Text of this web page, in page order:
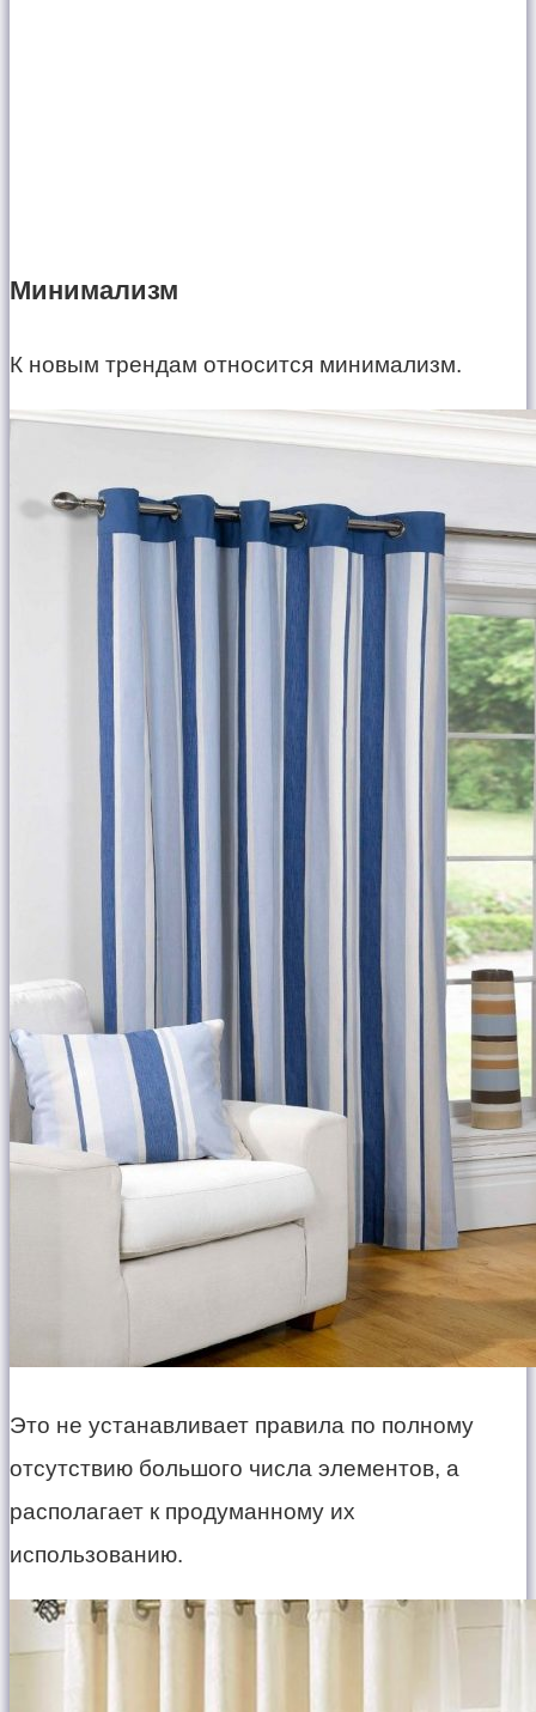
Минимализм
К новым трендам относится минимализм.
Это не устанавливает правила по полному
отсутствию большого числа элементов, а
располагает к продуманному их
использованию.